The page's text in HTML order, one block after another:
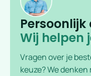
Wij helpen
Vragen over je
keuze? We